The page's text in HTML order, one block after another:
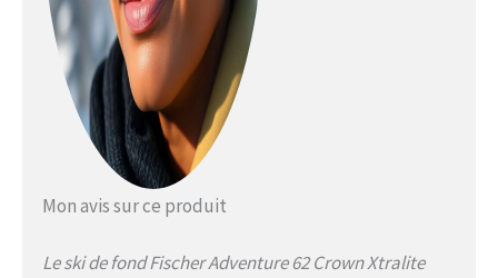
manipulation facile et sa
repoussée sûre hors des pistes
de piste. Grâce à sa forme
latérale étroite, il joue également
ses compétences en tant que
polyvalent.
Mon avis sur ce produit
Le ski de fond Fischer Adventure 62 Crown Xtralite